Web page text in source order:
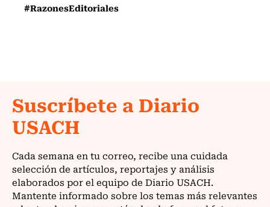
#RazonesEditoriales